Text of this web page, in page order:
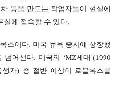
등을 만드는 작업자들이 현실에
실에 접속할 수 있다.
스이다. 미국 뉴욕 증시에 상장했
어선다. 미국의 ‘MZ세대’(1990
생자) 중 절반 이상이 로블록스를